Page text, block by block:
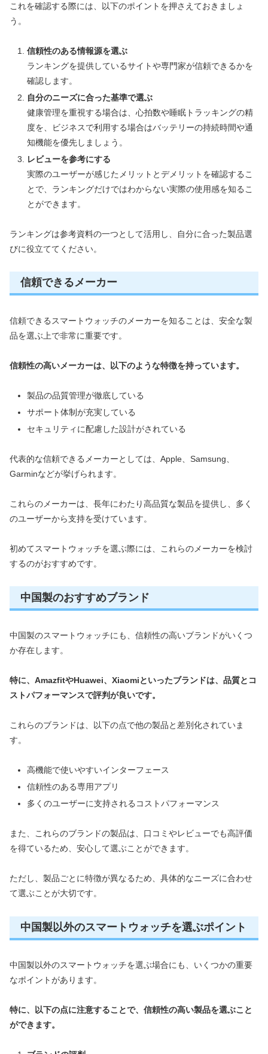
これを確認する際には、以下のポイントを押さえておきましょ
う。
信頼性のある情報源を選ぶ
ランキングを提供しているサイトや専門家が信頼できるかを
確認します。
自分のニーズに合った基準で選ぶ
健康管理を重視する場合は、心拍数や睡眠トラッキングの精
度を、ビジネスで利用する場合はバッテリーの持続時間や通
知機能を優先しましょう。
レビューを参考にする
実際のユーザーが感じたメリットとデメリットを確認するこ
とで、ランキングだけではわからない実際の使用感を知るこ
とができます。
ランキングは参考資料の一つとして活用し、自分に合った製品選
びに役立ててください。
信頼できるメーカー
信頼できるスマートウォッチのメーカーを知ることは、安全な製
品を選ぶ上で非常に重要です。
信頼性の高いメーカーは、以下のような特徴を持っています。
製品の品質管理が徹底している
サポート体制が充実している
セキュリティに配慮した設計がされている
代表的な信頼できるメーカーとしては、Apple、Samsung、
Garminなどが挙げられます。
これらのメーカーは、長年にわたり高品質な製品を提供し、多く
のユーザーから支持を受けています。
初めてスマートウォッチを選ぶ際には、これらのメーカーを検討
するのがおすすめです。
中国製のおすすめブランド
中国製のスマートウォッチにも、信頼性の高いブランドがいくつ
か存在します。
特に、AmazfitやHuawei、Xiaomiといったブランドは、品質とコ
ストパフォーマンスで評判が良いです。
これらのブランドは、以下の点で他の製品と差別化されていま
す。
高機能で使いやすいインターフェース
信頼性のある専用アプリ
多くのユーザーに支持されるコストパフォーマンス
また、これらのブランドの製品は、口コミやレビューでも高評価
を得ているため、安心して選ぶことができます。
ただし、製品ごとに特徴が異なるため、具体的なニーズに合わせ
て選ぶことが大切です。
中国製以外のスマートウォッチを選ぶポイント
中国製以外のスマートウォッチを選ぶ場合にも、いくつかの重要
なポイントがあります。
特に、以下の点に注意することで、信頼性の高い製品を選ぶこと
ができます。